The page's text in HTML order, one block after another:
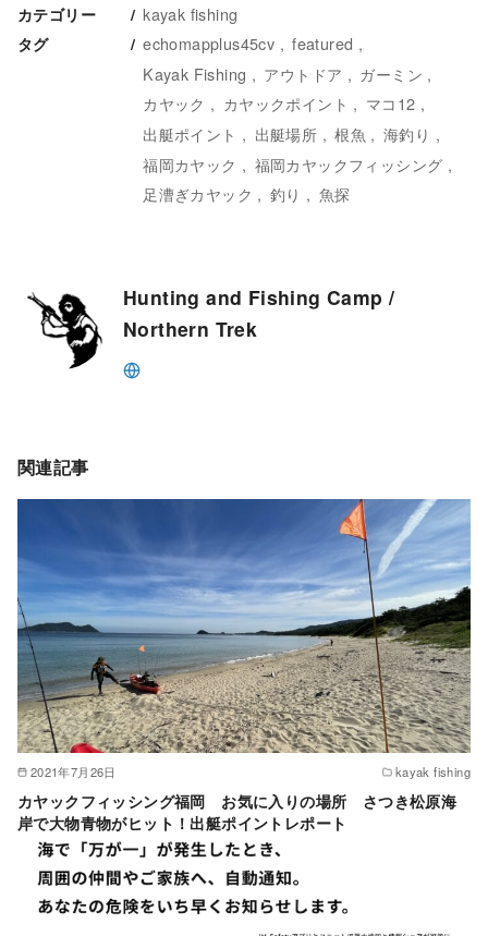
カテゴリー kayak fishing
タグ echomapplus45cv
featured
Kayak Fishing
アウトドア
ガーミン
カヤック
カヤックポイント
マコ12
出艇ポイント
出艇場所 根魚
海釣り
福岡カヤック
福岡カヤックフィッシング
足漕ぎカヤック
釣り 魚探
Hunting and Fishing Camp /
Northern Trek
関連記事
2021年7月26日 kayak fishing
カヤックフィッシング福岡 お気に入りの場所 さつき松原海
岸で大物青物がヒット！出艇ポイントレポート